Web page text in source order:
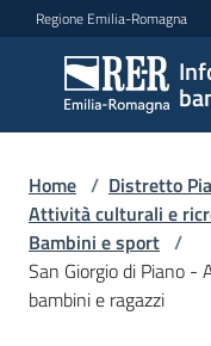
Vai al contenuto
Vai alla navigazione
Vai al footer
Regione Emilia-Romagna
Informa
famiglie
e
bambini
Argomenti
Home / Distretto
Attività culturali e
Bambini e sport /
San Giorgio di Piano -
bambini e ragazzi